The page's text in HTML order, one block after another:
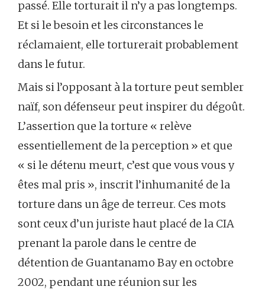
passé. Elle torturait il n’y a pas longtemps.
Et si le besoin et les circonstances le
réclamaient, elle torturerait probablement
dans le futur.
Mais si l’opposant à la torture peut sembler
naïf, son défenseur peut inspirer du dégoût.
L’assertion que la torture « relève
essentiellement de la perception » et que
« si le détenu meurt, c’est que vous vous y
êtes mal pris », inscrit l’inhumanité de la
torture dans un âge de terreur. Ces mots
sont ceux d’un juriste haut placé de la CIA
prenant la parole dans le centre de
détention de Guantanamo Bay en octobre
2002, pendant une réunion sur les